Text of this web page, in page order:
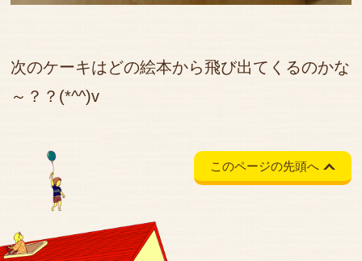
次のケーキはどの絵本から飛び出てくるのかな
～？？(*^^)v
このページの先頭へ